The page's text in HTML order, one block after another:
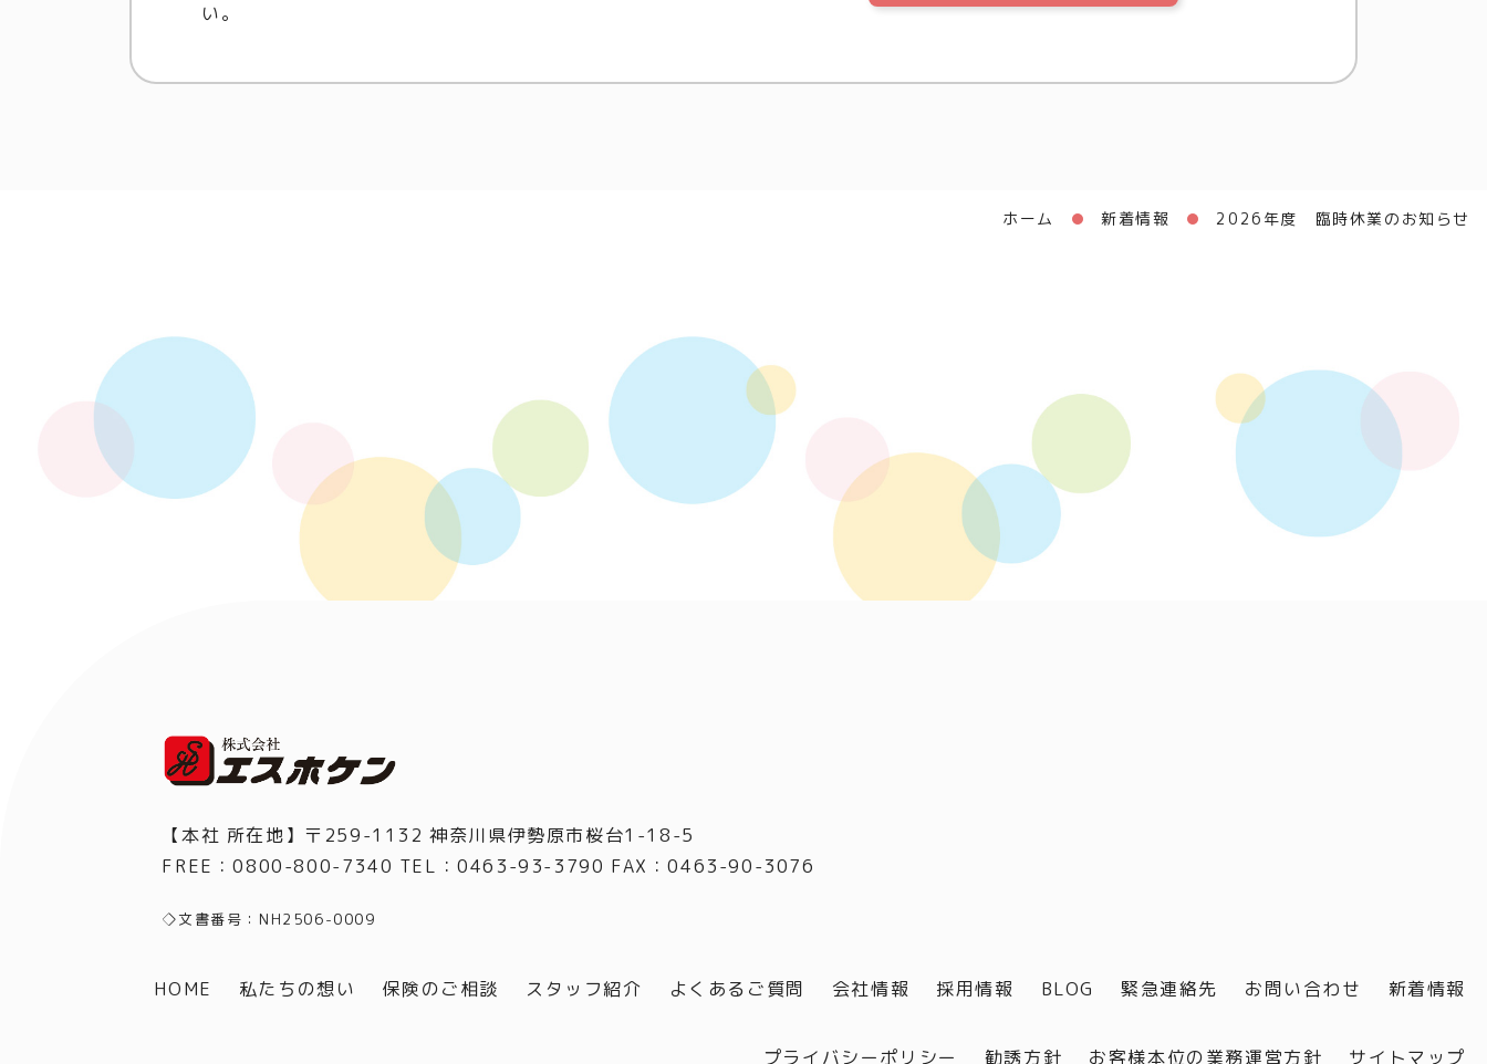
い。
ホーム 新着情報 2026年度 臨時休業のお知らせ
【本社 所在地】〒259-1132 神奈川県伊勢原市桜台1-18-5
FREE：0800-800-7340 TEL ：0463-93-3790 FAX ：0463-90-3076
◇文書番号：NH2506-0009
HOME 私たちの想い 保険のご相談 スタッフ紹介 よくあるご質問 会社情報 採用情報 BLOG 緊急連絡先 お問い合わせ 新着情報
プライバシーポリシー 勧誘方針 お客様本位の業務運営方針 サイトマップ